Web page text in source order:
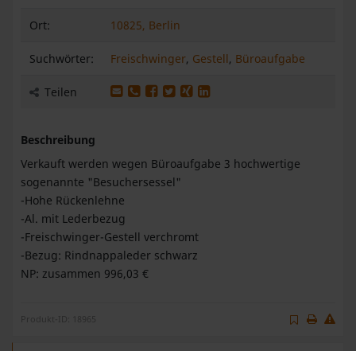
Ort: 10825, Berlin
Suchwörter: Freischwinger, Gestell, Büroaufgabe
Teilen Produkt per E-Mail weiterleiten
Produkt per WhatsApp weiterleiten
Produkt auf Facebook teilen
Produkt auf X teilen
Produkt auf XING teilen
Produkt auf LinkedIn teilen
Beschreibung
Verkauft werden wegen Büroaufgabe 3 hochwertige
sogenannte "Besuchersessel"
-Hohe Rückenlehne
-Al. mit Lederbezug
-Freischwinger-Gestell verchromt
-Bezug: Rindnappaleder schwarz
NP: zusammen 996,03 €
Produkt-ID: 18965